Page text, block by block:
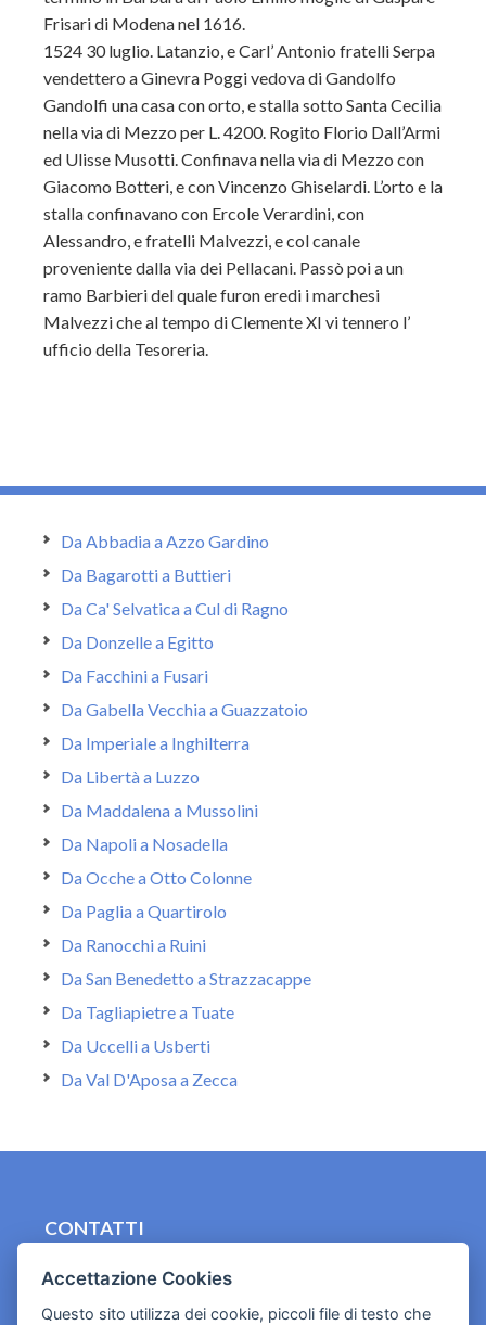
Frisari di Modena nel 1616.
1524 30 luglio. Latanzio, e Carl’ Antonio fratelli Serpa
vendettero a Ginevra Poggi vedova di Gandolfo
Gandolfi una casa con orto, e stalla sotto SantaCecilia
nella via di Mezzo per L. 4200. Rogito Florio Dall’Armi
ed Ulisse Musotti. Confinava nella via di Mezzo con
Giacomo Botteri, e con Vincenzo Ghiselardi. L’orto e la
stalla confinavano con Ercole Verardini, con
Alessandro, e fratelli Malvezzi, e col canale
proveniente dalla via dei Pellacani. Passò poi a un
ramo Barbieri del quale furon eredi i marchesi
Malvezzi che al tempo di Clemente XI vi tennero l’
ufficio della Tesoreria.
Da Abbadia a Azzo Gardino
Da Bagarotti a Buttieri
Da Ca' Selvatica a Cul di Ragno
Da Donzelle a Egitto
Da Facchini a Fusari
Da Gabella Vecchia a Guazzatoio
Da Imperiale a Inghilterra
Da Libertà a Luzzo
Da Maddalena a Mussolini
Da Napoli a Nosadella
Da Ocche a Otto Colonne
Da Paglia a Quartirolo
Da Ranocchi a Ruini
Da San Benedetto a Strazzacappe
Da Tagliapietre a Tuate
Da Uccelli a Usberti
Da Val D'Aposa a Zecca
CONTATTI
Cookies e informativa privacy
Accettazione Cookies
Questo sito utilizza dei cookie, piccoli file di testo che